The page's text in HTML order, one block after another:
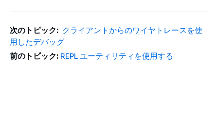
次のトピック: クライアントからのワイヤトレースを使
用したデバッグ
前のトピック: REPL ユーティリティを使用する